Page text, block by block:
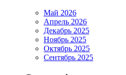
Май 2026
Апрель 2026
Декабрь 2025
Ноябрь 2025
Октябрь 2025
Сентябрь 2025